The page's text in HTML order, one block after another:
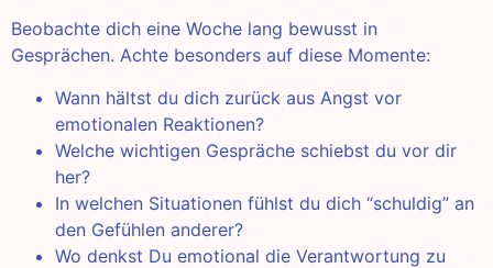
Beobachte dich eine Woche lang bewusst in
Gesprächen. Achte besonders auf diese Momente:
Wann hältst du dich zurück aus Angst vor
emotionalen Reaktionen?
Welche wichtigen Gespräche schiebst du vor dir
her?
In welchen Situationen fühlst du dich “schuldig” an
den Gefühlen anderer?
Wo denkst Du emotional die Verantwortung zu